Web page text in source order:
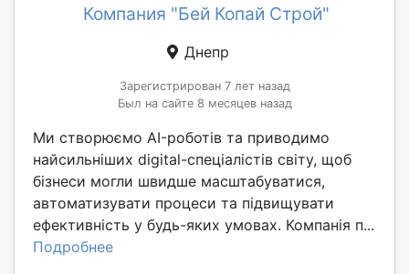
Компания "Бей Копай Строй"
Днепр
Зарегистрирован 7 лет назад
Был на сайте 8 месяцев назад
Ми створюємо AI-роботів та приводимо
найсильніших digital-спеціалістів світу, щоб
бізнеси могли швидше масштабуватися,
автоматизувати процеси та підвищувати
ефективність у будь-яких умовах. Компанія п...
Подробнее